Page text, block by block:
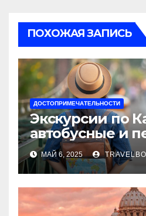
ПОХОЖАЯ ЗАПИСЬ
ДОСТОПРИМЕЧАТЕЛЬНОСТИ
Экскурсии по
автобусные и
туры от
«Казан360»
МАЙ 6, 2025